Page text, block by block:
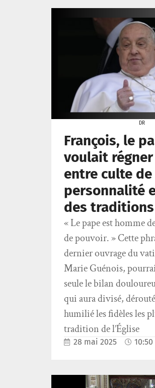
DR
François, le
voulait
entre culte
personnalité
des traditions
« Le pape est homme
de pouvoir. » Cette
dernier ouvrage du
Marie Guénois,
seule le bilan
qui aura divisé,
humilié les fidèles les
tradition de l’Église
28 mai 2025 10:50